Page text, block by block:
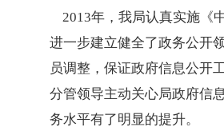
2013年，我局认真实施《
进一步建立健全了政务公开
员调整，保证政府信息公开
分管领导主动关心局政府信
务水平有了明显的提升。